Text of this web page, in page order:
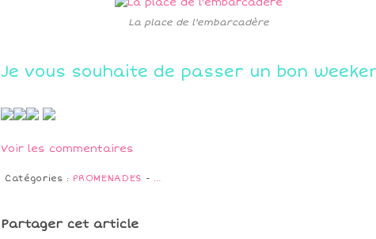
La place de l'embarcadère
Je vous souhaite de passer un bon
Voir les commentaires
Catégories : PROMENADES - …
Partager cet article